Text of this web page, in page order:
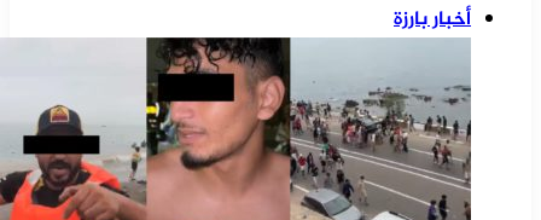
أخبار بارزة